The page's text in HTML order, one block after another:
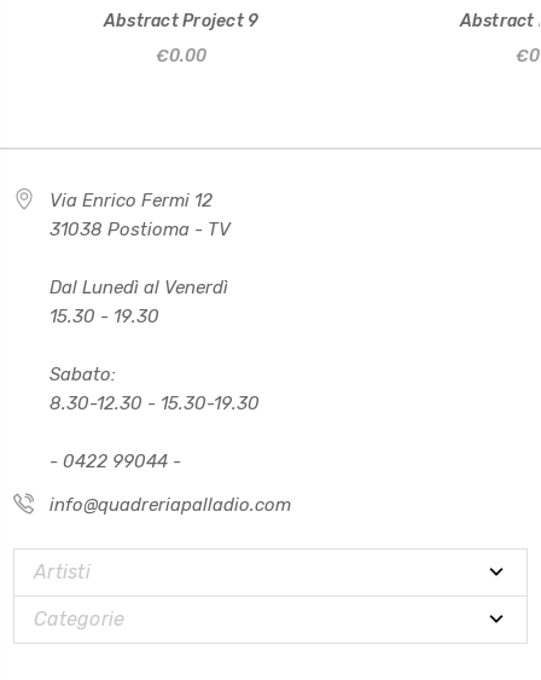
Abstract Project 9
€0.00
Abstract
Via Enrico Fermi 12
31038 Postioma - TV
Dal Lunedì al Venerdì
15.30 - 19.30
Sabato:
8.30-12.30 - 15.30-19.30
- 0422 99044 -
info@quadreriapalladio.com
Artisti
Categorie